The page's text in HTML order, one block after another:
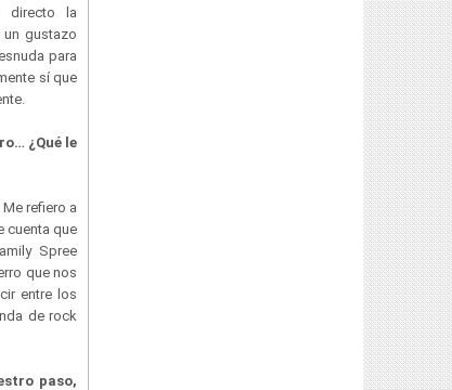
directo la
un gustazo
para
sí que
¿Qué le
refiero a
cuenta que
Spree
que nos
entre los
de rock
paso,